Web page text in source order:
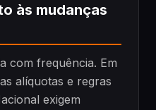
às mudanças
com frequência. Em
alíquotas e regras
exigem